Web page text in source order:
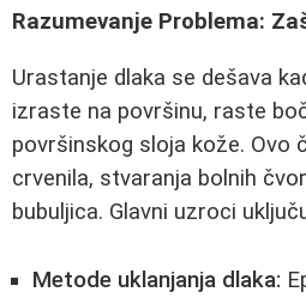
Razumevanje Problema:
Urastanje dlaka se dešava
izraste na površinu, raste
površinskog sloja kože. Ovo
crvenila, stvaranja bolnih
bubuljica. Glavni uzroci
Metode uklanjanja dlaka: